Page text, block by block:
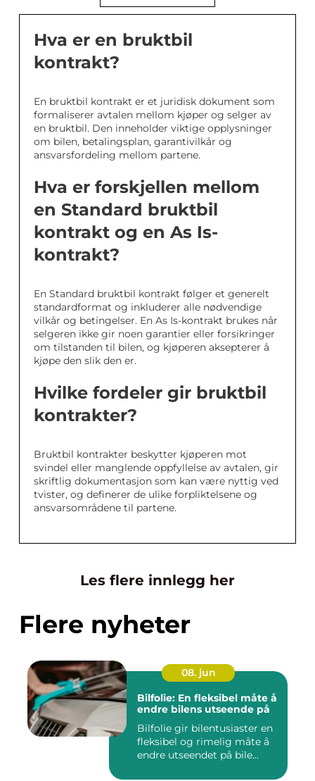
Hva er en bruktbil
kontrakt?
En bruktbil kontrakt er et juridisk dokument som
formaliserer avtalen mellom kjøper og selger av
en bruktbil. Den inneholder viktige opplysninger
om bilen, betalingsplan, garantivilkår og
ansvarsfordeling mellom partene.
Hva er forskjellen mellom
en Standard bruktbil
kontrakt og en As Is-
kontrakt?
En Standard bruktbil kontrakt følger et generelt
standardformat og inkluderer alle nødvendige
vilkår og betingelser. En As Is-kontrakt brukes når
selgeren ikke gir noen garantier eller forsikringer
om tilstanden til bilen, og kjøperen aksepterer å
kjøpe den slik den er.
Hvilke fordeler gir bruktbil
kontrakter?
Bruktbil kontrakter beskytter kjøperen mot
svindel eller manglende oppfyllelse av avtalen, gir
skriftlig dokumentasjon som kan være nyttig ved
tvister, og definerer de ulike forpliktelsene og
ansvarsområdene til partene.
Les flere innlegg her
Flere nyheter
08. jun
Bilfolie: En fleksibel måte å
endre bilens utseende på
Bilfolie gir bilentusiaster en
fleksibel og rimelig måte å
endre utseendet på bile...